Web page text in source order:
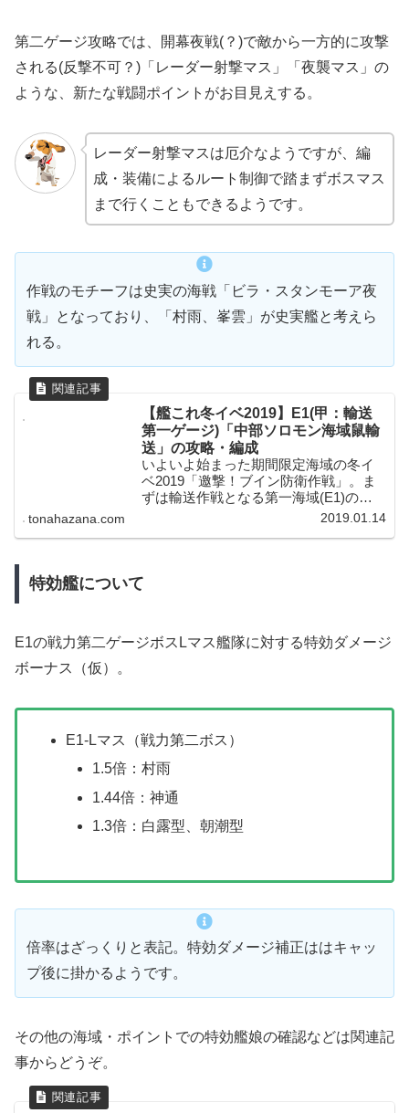
第二ゲージ攻略では、開幕夜戦(？)で敵から一方的に攻撃
される(反撃不可？)「レーダー射撃マス」「夜襲マス」の
ような、新たな戦闘ポイントがお目見えする。
レーダー射撃マスは厄介なようですが、編
成・装備によるルート制御で踏まずボスマス
まで行くこともできるようです。
作戦のモチーフは史実の海戦「ビラ・スタンモーア夜
戦」となっており、「村雨、峯雲」が史実艦と考えら
れる。
【艦これ冬イベ2019】E1(甲：輸送
第一ゲージ)「中部ソロモン海域鼠輸
送」の攻略・編成
いよいよ始まった期間限定海域の冬イ
ベ2019「邀撃！ブイン防衛作戦」。ま
ずは輸送作戦となる第一海域(E1)の輸
送第一ゲージを攻略！史実艦の「村
tonahazana.com 2019.01.14
特効艦について
E1の戦力第二ゲージボスLマス艦隊に対する特効ダメージ
ボーナス（仮）。
E1-Lマス（戦力第二ボス）
1.5倍：村雨
1.44倍：神通
1.3倍：白露型、朝潮型
倍率はざっくりと表記。特効ダメージ補正ははキャッ
プ後に掛かるようです。
その他の海域・ポイントでの特効艦娘の確認などは関連記
事からどうぞ。